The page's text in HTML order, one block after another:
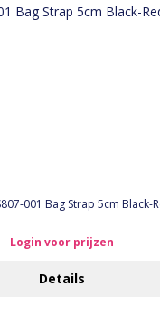
001 Bag Strap 5cm Black-
Login voor prijzen
Details